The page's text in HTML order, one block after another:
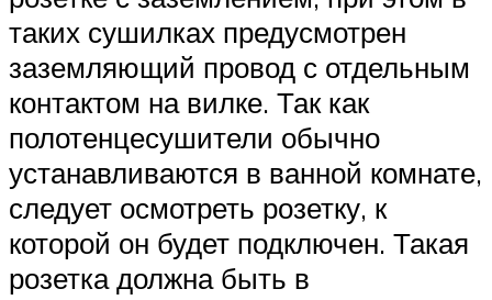
таких сушилках предусмотрен
заземляющий провод с отдельным
контактом на вилке. Так как
полотенцесушители обычно
устанавливаются в ванной комнате,
следует осмотреть розетку, к
которой он будет подключен. Такая
розетка должна быть в